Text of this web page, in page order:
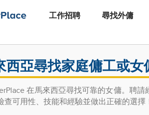
工作招聘 尋找外傭
西亞尋找家庭傭工或女
在馬來西亞尋找可靠的女傭。聘
查可用性、技能和經驗並做出正確的選擇